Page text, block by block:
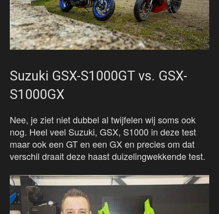
Suzuki GSX-S1000GT vs. GSX-
S1000GX
Nee, je ziet niet dubbel al twijfelen wij soms ook
nog. Heel veel Suzuki, GSX, S1000 in deze test
maar ook een GT en een GX en precies om dat
verschil draait deze haast duizelingwekkende test.